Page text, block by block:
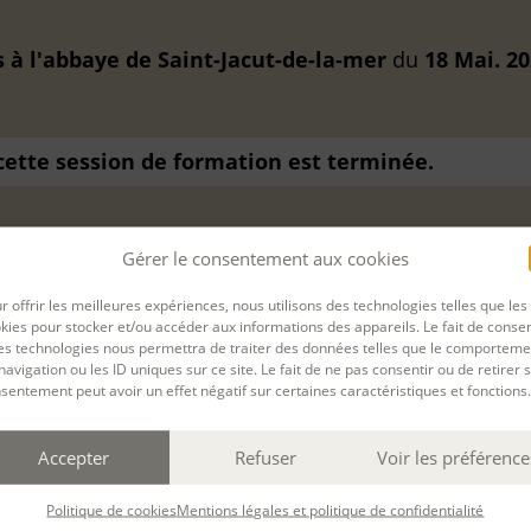
Gérer le consentement aux cookies
offrir les meilleures expériences, nous utilisons des technologies telles que les
pour stocker et/ou accéder aux informations des appareils. Le fait de
technologies nous permettra de traiter des données telles que le
ou les ID uniques sur ce site. Le fait de ne pas consentir ou de retirer
peut avoir un effet négatif sur certaines caractéristiques et fonctions.
Accepter Refuser Voir les
Politique de cookiesMentions légales et politique de confidentialité
l'abbaye de Saint-Jacut-de-la-mer du 18 Mai.
session de formation est terminée.
TRAVAILLER SON MANUSCRIT EN RÉSIDENCE
DANS LA MAISON ROGER MARTIN DU GARD
septembre 2026, suivi individuel (1h), hébergement en pension
complète en chambre privée et transferts inclus.